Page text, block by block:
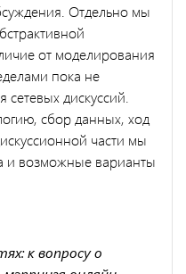
Отдельно мы
от моделирования
пока не
дискуссий.
сбор данных, ход
части мы
и возможные варианты
к вопросу о